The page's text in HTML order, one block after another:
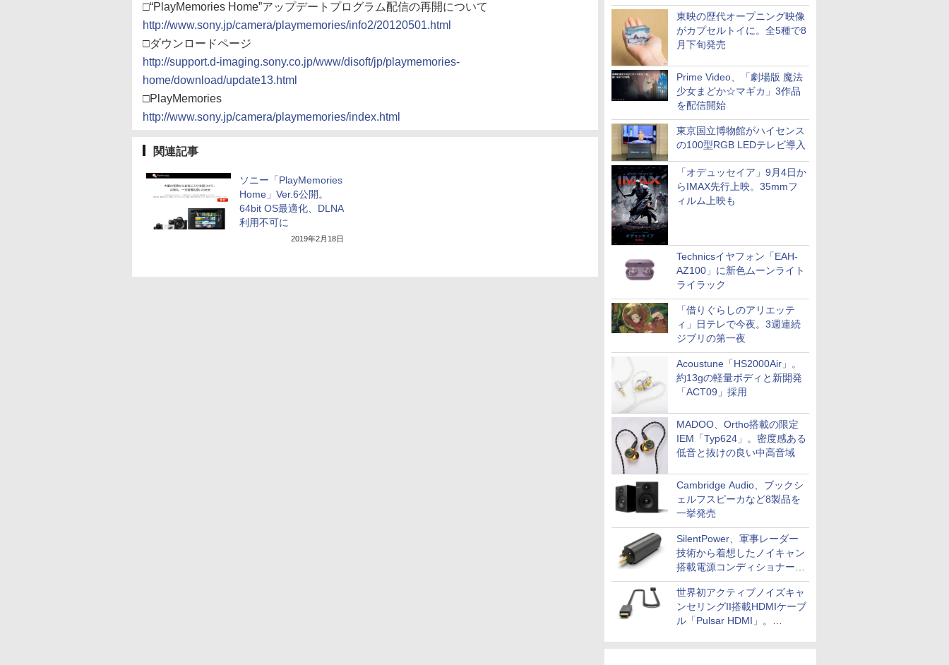
東映の歴代オープニング映像
がカプセルトイに。全5種で8
月下旬発売
Prime Video、「劇場版 魔法
少女まどか☆マギカ」3作品
を配信開始
東京国立博物館がハイセンス
の100型RGB LEDテレビ導入
「オデュッセイア」9月4日か
らIMAX先行上映。35mmフ
ィルム上映も
Technicsイヤフォン「EAH-
AZ100」に新色ムーンライト
ライラック
「借りぐらしのアリエッテ
ィ」日テレで今夜。3週連続
ジブリの第一夜
Acoustune「HS2000Air」。
約13gの軽量ボディと新開発
「ACT09」採用
MADOO、Ortho搭載の限定
IEM「Typ624」。密度感ある
低音と抜けの良い中高音域
Cambridge Audio、ブックシ
ェルフスピーカなど8製品を
一挙発売
SilentPower、軍事レーダー
技術から着想したノイキャン
搭載電源コンディショナー
「AC iPurifier2」
世界初アクティブノイズキャ
ンセリングII搭載HDMIケーブ
ル「Pulsar HDMI」。
□“PlayMemories Home”アップデートプログラム配信の再開について
http://www.sony.jp/camera/playmemories/info2/20120501.html
□ダウンロードページ
http://support.d-imaging.sony.co.jp/www/disoft/jp/playmemories-
home/download/update13.html
□PlayMemories
http://www.sony.jp/camera/playmemories/index.html
関連記事
ソニー「PlayMemories
Home」Ver.6公開。
64bit OS最適化、DLNA
利用不可に
2019年2月18日